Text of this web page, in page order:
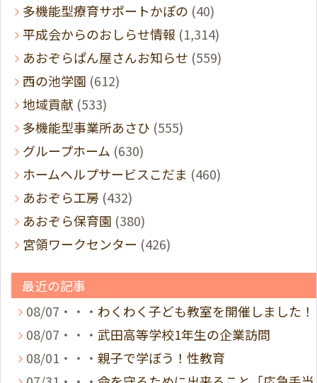
多機能型療育サポートかぽの (40)
平成会からのおしらせ情報 (1,314)
あおぞらぱん屋さんお知らせ (559)
西の池学園 (612)
地域貢献 (533)
多機能型事業所あさひ (555)
グループホーム (630)
ホームヘルプサービスこだま (460)
あおぞら工房 (432)
あおぞら保育園 (380)
宮領ワークセンター (426)
最近の記事
08/07・・・ わくわく子ども教室を開催しました！
08/07・・・ 武田高等学校1年生の企業訪問
08/01・・・ 親子で学ぼう！性教育